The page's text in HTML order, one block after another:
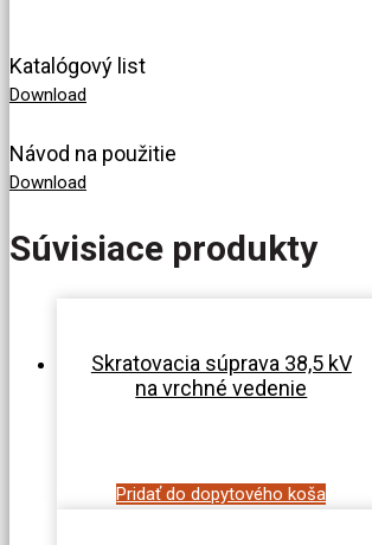
Katalógový list
Download
Návod na použitie
Download
Súvisiace produkty
Skratovacia súprava 38,5 kV
na vrchné vedenie
Pridať do dopytového koša